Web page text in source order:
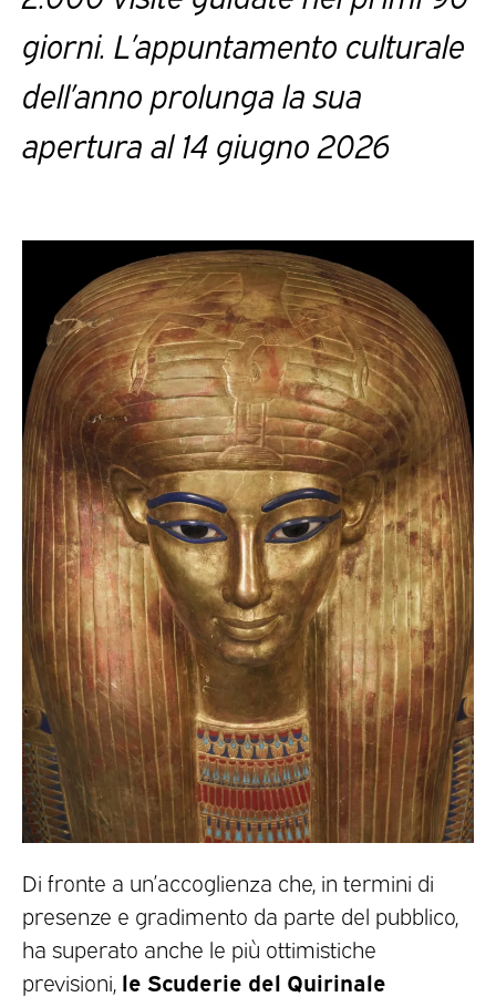
giorni. L’appuntamento culturale
dell’anno prolunga la sua
apertura al 14 giugno 2026
Di fronte a un’accoglienza che, in termini di
presenze e gradimento da parte del pubblico,
ha superato anche le più ottimistiche
previsioni, le Scuderie del Quirinale